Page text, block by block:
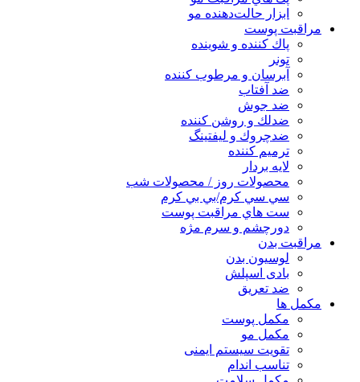
ابزار حالت‌دهنده مو
مراقبت پوست
پاك كننده و شوينده
تونر
آبرسان و مرطوب كننده
ضد آفتاب
ضد جوش
ضدلك و روشن كننده
ضدچروك و ليفتينگ
ترميم كننده
لايه بردار
محصولات روز / محصولات شب
سي سي كرم/بي بي كرم
ست هاي مراقبت پوست
دورچشم و سرم مژه
مراقبت بدن
لوسیون بدن
بادی اسپلش
ضد تعریق
مكمل ها
مکمل پوست
مکمل مو
تقویت سیستم ایمنی
تناسب اندام